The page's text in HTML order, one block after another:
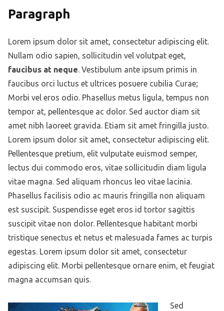
Paragraph
Lorem ipsum dolor sit amet, consectetur adipiscing elit.
Nullam odio sapien, sollicitudin vel volutpat eget,
faucibus at neque. Vestibulum ante ipsum primis in
faucibus orci luctus et ultrices posuere cubilia Curae;
Morbi vel eros odio. Phasellus metus ligula, tempus non
tempor at, pellentesque ac dolor. Sed auctor diam sit
amet nibh laoreet gravida. Etiam sit amet fringilla justo.
Lorem ipsum dolor sit amet, consectetur adipiscing elit.
Pellentesque pretium, elit vulputate euismod semper,
lectus dui commodo eros, vitae sollicitudin diam ligula
vitae magna. Sed aliquam rhoncus leo vitae lacinia.
Phasellus facilisis odio ac mauris fringilla non aliquam
est suscipit. Suspendisse eget eros id tortor sagittis
suscipit vitae non dolor. Pellentesque habitant morbi
tristique senectus et netus et malesuada fames ac turpis
egestas. Lorem ipsum dolor sit amet, consectetur
adipiscing elit. Morbi pellentesque ornare enim, et feugiat
magna accumsan quis.
Sed